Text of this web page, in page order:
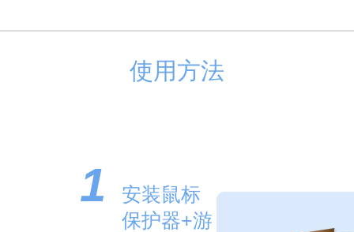
使用方法
1
安装鼠标
保护器+游